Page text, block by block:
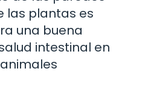
las plantas es
una buena
intestinal en